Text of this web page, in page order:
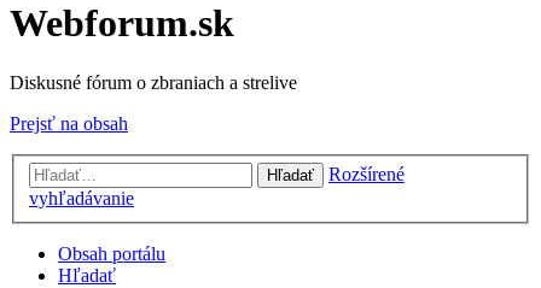
Webforum.sk
Diskusné fórum o zbraniach a strelive
Prejsť na obsah
Hľadať
Rozšírené
vyhľadávanie
Obsah portálu
Hľadať